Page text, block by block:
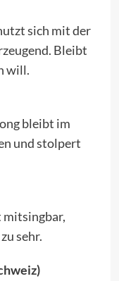
sich mit der
Bleibt
will.
bleibt im
und stolpert
mitsingbar,
sehr.